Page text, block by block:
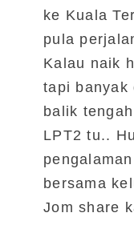
ke Kuala
pula
Kalau naik
tapi banyak
balik
LPT2 tu..
bersama
Jom share